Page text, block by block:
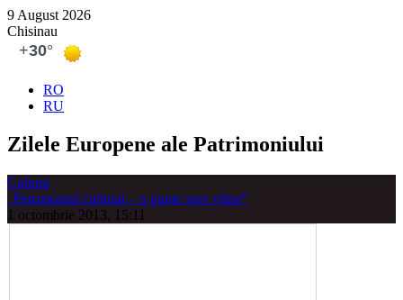
9 August 2026
Chisinau
RO
RU
Zilele Europene ale Patrimoniului
Cultura
„Patrimoniul cultural – o punte spre viitor”
1 octombrie 2013, 15:11